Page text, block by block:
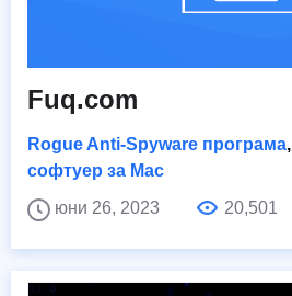
Fuq.com
Rogue Anti-Spyware програма,
софтуер за Mac
юни 26, 2023
20,501